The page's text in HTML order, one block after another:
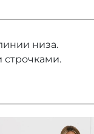
низа.